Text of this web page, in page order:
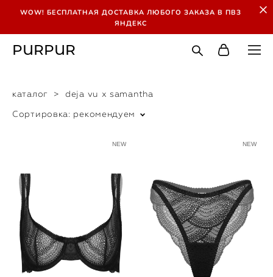
WOW! БЕСПЛАТНАЯ ДОСТАВКА ЛЮБОГО ЗАКАЗА В ПВЗ
ЯНДЕКС
PURPUR
каталог > deja vu x samantha
Сортировка: рекомендуем
NEW NEW